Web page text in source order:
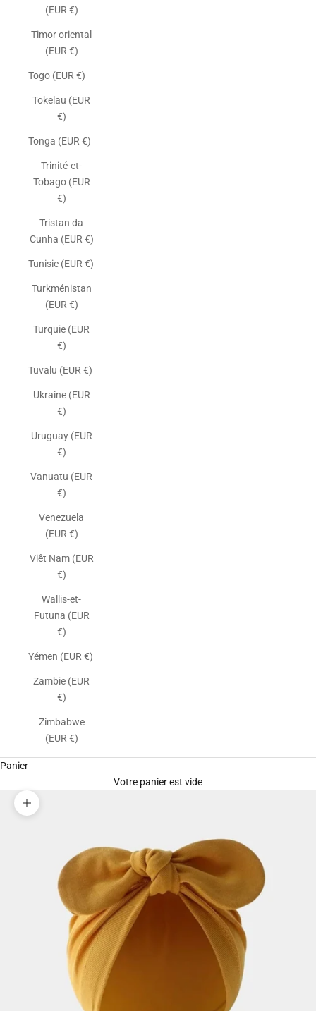
(EUR €)
Timor oriental
(EUR €)
Togo (EUR €)
Tokelau (EUR
€)
Tonga (EUR €)
Trinité-et-
Tobago (EUR
€)
Tristan da
Cunha (EUR €)
Tunisie (EUR €)
Turkménistan
(EUR €)
Turquie (EUR
€)
Tuvalu (EUR €)
Ukraine (EUR
€)
Uruguay (EUR
€)
Vanuatu (EUR
€)
Venezuela
(EUR €)
Viêt Nam (EUR
€)
Wallis-et-
Futuna (EUR
€)
Yémen (EUR €)
Zambie (EUR
€)
Zimbabwe
(EUR €)
Panier
Votre panier est vide
Zoomer sur l'image